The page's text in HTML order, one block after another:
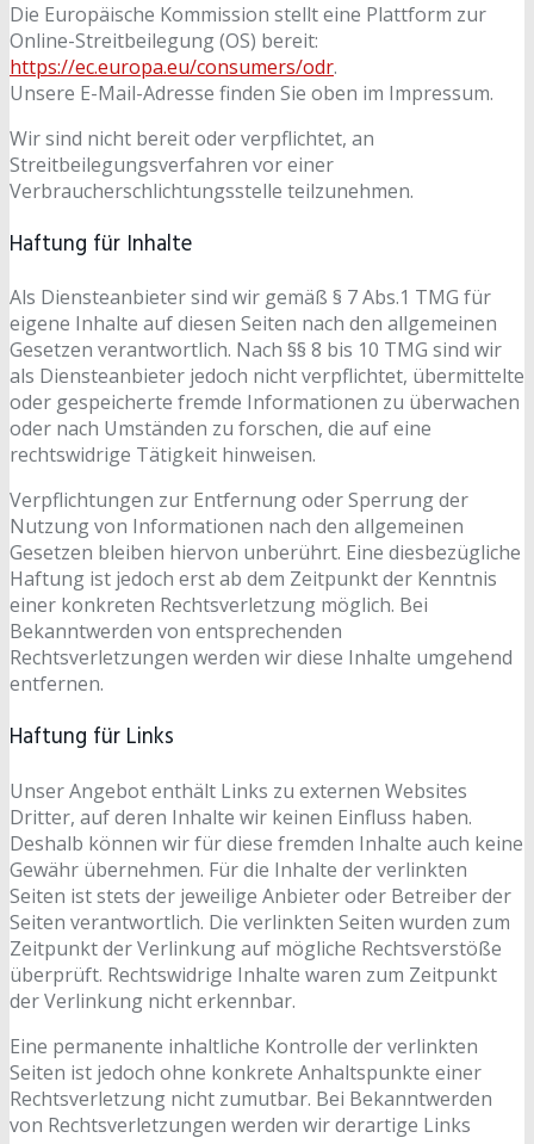
Die Europäische Kommission stellt eine Plattform zur
Online-Streitbeilegung (OS) bereit:
https://ec.europa.eu/consumers/odr.
Unsere E-Mail-Adresse finden Sie oben im Impressum.
Wir sind nicht bereit oder verpflichtet, an
Streitbeilegungsverfahren vor einer
Verbraucherschlichtungsstelle teilzunehmen.
Haftung für Inhalte
Als Diensteanbieter sind wir gemäß § 7 Abs.1 TMG für
eigene Inhalte auf diesen Seiten nach den allgemeinen
Gesetzen verantwortlich. Nach §§ 8 bis 10 TMG sind wir
als Diensteanbieter jedoch nicht verpflichtet, übermittelte
oder gespeicherte fremde Informationen zu überwachen
oder nach Umständen zu forschen, die auf eine
rechtswidrige Tätigkeit hinweisen.
Verpflichtungen zur Entfernung oder Sperrung der
Nutzung von Informationen nach den allgemeinen
Gesetzen bleiben hiervon unberührt. Eine diesbezügliche
Haftung ist jedoch erst ab dem Zeitpunkt der Kenntnis
einer konkreten Rechtsverletzung möglich. Bei
Bekanntwerden von entsprechenden
Rechtsverletzungen werden wir diese Inhalte umgehend
entfernen.
Haftung für Links
Unser Angebot enthält Links zu externen Websites
Dritter, auf deren Inhalte wir keinen Einfluss haben.
Deshalb können wir für diese fremden Inhalte auch keine
Gewähr übernehmen. Für die Inhalte der verlinkten
Seiten ist stets der jeweilige Anbieter oder Betreiber der
Seiten verantwortlich. Die verlinkten Seiten wurden zum
Zeitpunkt der Verlinkung auf mögliche Rechtsverstöße
überprüft. Rechtswidrige Inhalte waren zum Zeitpunkt
der Verlinkung nicht erkennbar.
Eine permanente inhaltliche Kontrolle der verlinkten
Seiten ist jedoch ohne konkrete Anhaltspunkte einer
Rechtsverletzung nicht zumutbar. Bei Bekanntwerden
von Rechtsverletzungen werden wir derartige Links